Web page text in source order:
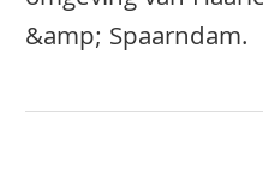
&amp; Spaarndam.